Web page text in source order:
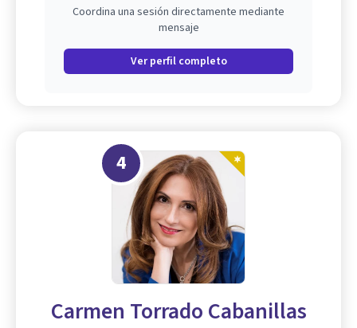
Coordina una sesión directamente mediante
mensaje
Ver perfil completo
4
Carmen Torrado Cabanillas